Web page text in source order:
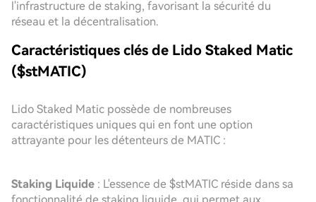
l'infrastructure de staking, favorisant la sécurité du
réseau et la décentralisation.
Caractéristiques clés de Lido Staked Matic
($stMATIC)
Lido Staked Matic possède de nombreuses
caractéristiques uniques qui en font une option
attrayante pour les détenteurs de MATIC :
Staking Liquide : L'essence de $stMATIC réside dans sa